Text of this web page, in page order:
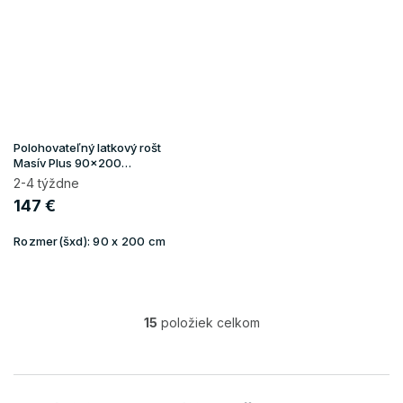
Polohovateľný latkový rošt
Masív Plus 90x200
(130kg/osoba)
2-4 týždne
147 €
Rozmer(šxd):90 x 200 cm
O
á
15 položiek celkom